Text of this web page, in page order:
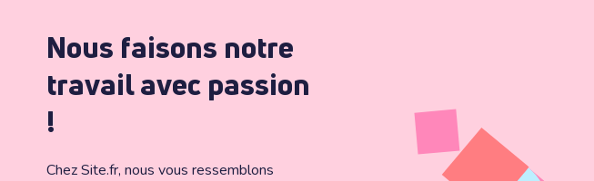
Nous faisons notre
travail avec passion
!
Chez Site.fr, nous vous ressemblons